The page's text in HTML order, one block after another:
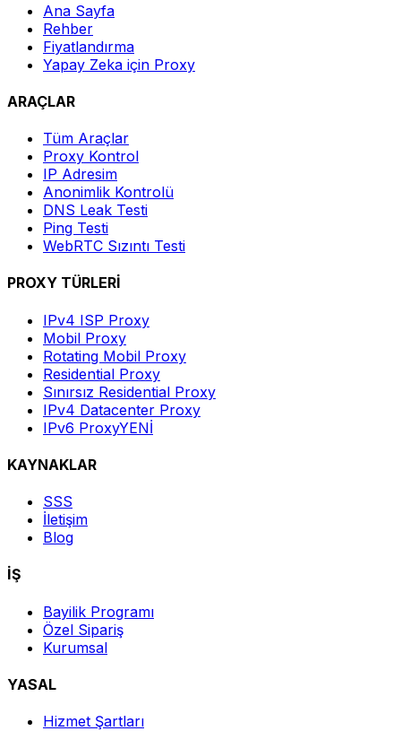
Ana Sayfa
Rehber
Fiyatlandırma
Yapay Zeka için Proxy
ARAÇLAR
Tüm Araçlar
Proxy Kontrol
IP Adresim
Anonimlik Kontrolü
DNS Leak Testi
Ping Testi
WebRTC Sızıntı Testi
PROXY TÜRLERİ
IPv4 ISP Proxy
Mobil Proxy
Rotating Mobil Proxy
Residential Proxy
Sınırsız Residential Proxy
IPv4 Datacenter Proxy
IPv6 ProxyYENİ
KAYNAKLAR
SSS
İletişim
Blog
İŞ
Bayilik Programı
Özel Sipariş
Kurumsal
YASAL
Hizmet Şartları